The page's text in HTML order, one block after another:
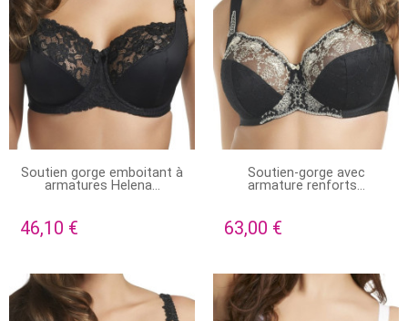
EN STOCK
Soutien gorge emboitant à
armatures Helena...
46,10 €
PRODUIT DISPONIBLE AVEC
D'AUTRES OPTIONS
Soutien-gorge avec
armature renforts...
63,00 €